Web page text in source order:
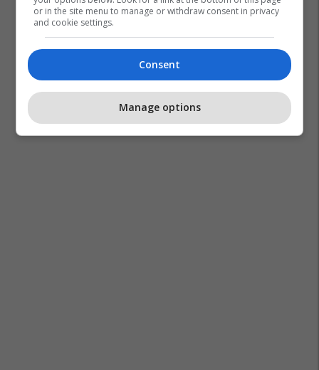
Kriza Në Ukrainë
or in the site menu to manage or withdraw consent in privacy
and cookie settings.
Consent
Manage options